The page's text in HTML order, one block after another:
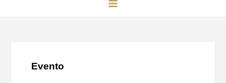
Evento